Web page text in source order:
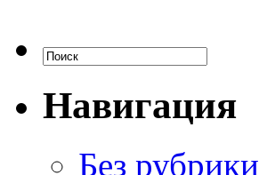
Навигация
Без рубрики